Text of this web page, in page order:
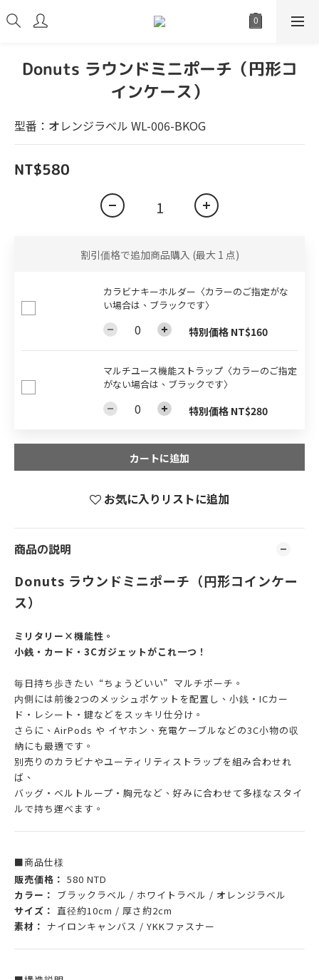
Donuts ラウンドミニポーチ（円形コ
インケース）
型番：オレンジラベル WL-006-BKOG
NT$580
割引価格で追加商品購入 (最大 1 点)
カラビナキーホルダー〈カラーのご指定がな
い場合は、ブラックです〉
特別価格 NT$160
マルチユース機能ストラップ〈カラーのご指定
がない場合は、ブラックです〉
特別価格 NT$280
カートに追加
お気に入りリストに追加
商品の説明
Donuts ラウンドミニポーチ（円形コインケー
ス）
ミリタリー×機能性。
小銭・カード・3Cガジェットがこれ一つ！
毎日持ち歩きたい“ちょうどいい”マルチポーチ。
内側には前後2つのメッシュポケットを配置し、小銭・ICカー
ド・レシート・鍵などをスッキリ仕分け。
さらに、AirPods や イヤホン、充電ケーブルなどの3C小物の収
納にも最適です。
別売りのカラビナやユーティリティストラップを組み合わせれ
ば、
バッグ・ベルトループ・胸元など、好みに合わせて多様なスタイ
ルで持ち運べます。
■商品仕様
販売価格： 580 NTD
カラー： ブラックラベル / ホワイトラベル / オレンジラベル
サイズ： 直径約10cm / 厚さ約2cm
素材： ナイロンキャンバス / YKKファスナー